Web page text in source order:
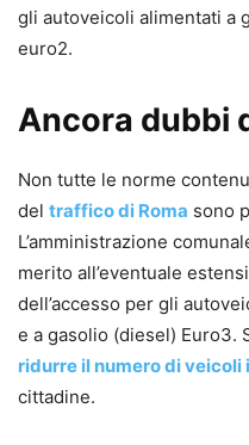
gli autoveicoli alimentati a
euro2.
Ancora dubbi
Non tutte le norme
del traffico di Roma sono
L’amministrazione
merito all’eventuale
dell’accesso per gli
e a gasolio (diesel) Euro3.
ridurre il numero di veicoli
cittadine.